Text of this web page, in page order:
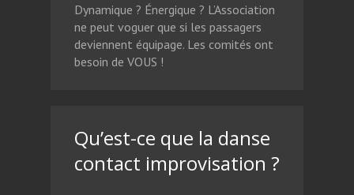
Dynamique ? Énergique ? L’Association
ne peut voguer que si les passagers
deviennent équipage. Les comités ont
besoin de VOUS !
Qu’est-ce que la danse
contact improvisation ?